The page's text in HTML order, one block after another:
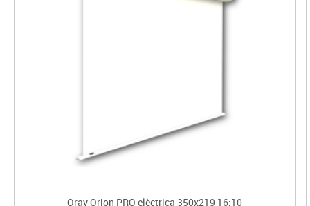
Oray Orion PRO elèctrica 350x219 16:10